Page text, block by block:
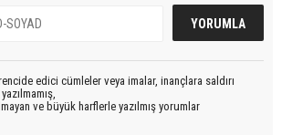
edici cümleler veya imalar, inançlara saldırı
ve büyük harflerle yazılmış yorumlar